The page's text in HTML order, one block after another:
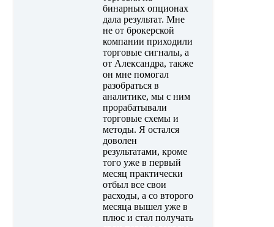
бинарных опционах
дала результат. Мне
не от брокерской
компании приходили
торговые сигналы, а
от Александра, также
он мне помогал
разобраться в
аналитике, мы с ним
прорабатывали
торговые схемы и
методы. Я остался
доволен
результатами, кроме
того уже в первый
месяц практически
отбыл все свои
расходы, а со второго
месяца вышел уже в
плюс и стал получать